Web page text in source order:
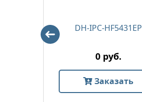
DH-IPC-HF5431EP
0 руб.
Заказать